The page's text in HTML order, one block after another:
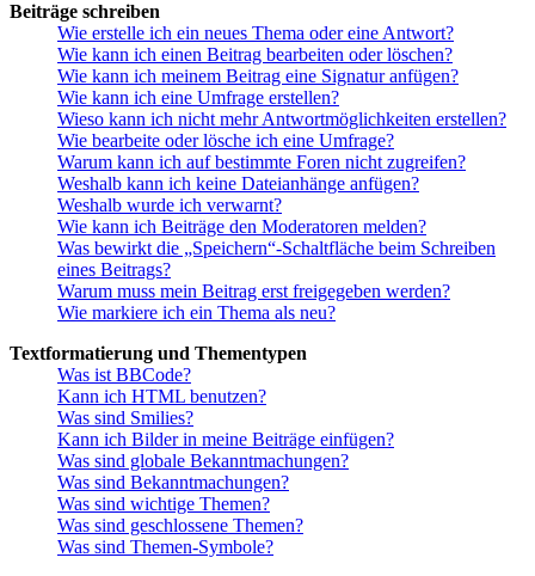
Beiträge schreiben
Wie erstelle ich ein neues Thema oder eine Antwort?
Wie kann ich einen Beitrag bearbeiten oder löschen?
Wie kann ich meinem Beitrag eine Signatur anfügen?
Wie kann ich eine Umfrage erstellen?
Wieso kann ich nicht mehr Antwortmöglichkeiten erstellen?
Wie bearbeite oder lösche ich eine Umfrage?
Warum kann ich auf bestimmte Foren nicht zugreifen?
Weshalb kann ich keine Dateianhänge anfügen?
Weshalb wurde ich verwarnt?
Wie kann ich Beiträge den Moderatoren melden?
Was bewirkt die „Speichern“-Schaltfläche beim Schreiben
eines Beitrags?
Warum muss mein Beitrag erst freigegeben werden?
Wie markiere ich ein Thema als neu?
Textformatierung und Thementypen
Was ist BBCode?
Kann ich HTML benutzen?
Was sind Smilies?
Kann ich Bilder in meine Beiträge einfügen?
Was sind globale Bekanntmachungen?
Was sind Bekanntmachungen?
Was sind wichtige Themen?
Was sind geschlossene Themen?
Was sind Themen-Symbole?